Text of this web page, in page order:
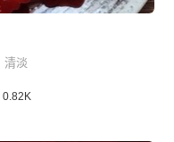
清淡
0.82K